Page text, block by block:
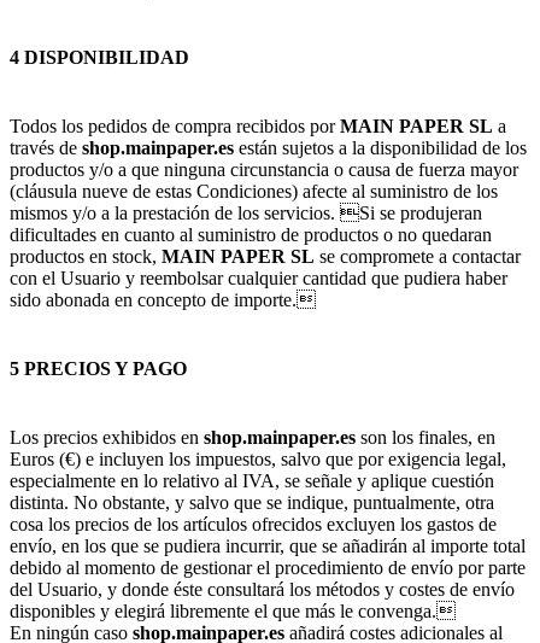
4 DISPONIBILIDAD
Todos los pedidos de compra recibidos porMAIN PAPER SL a
través de shop.mainpaper.es están sujetos a la disponibilidad de los
productos y/o a que ninguna circunstancia o causa de fuerza mayor
(cláusula nueve de estas Condiciones) afecte al suministro de los
mismos y/o a la prestación de los servicios. Si se produjeran
dificultades en cuanto al suministro de productos o no quedaran
productos en stock, MAIN PAPER SL se compromete a contactar
con el Usuario y reembolsar cualquier cantidad que pudiera haber
sido abonada en concepto de importe.
5 PRECIOS Y PAGO
Los precios exhibidos en shop.mainpaper.es son los finales, en
Euros (€) e incluyen los impuestos, salvo que por exigencia legal,
especialmente en lo relativo al IVA, se señale y aplique cuestión
distinta. No obstante, y salvo que se indique, puntualmente, otra
cosa los precios de los artículos ofrecidos excluyen los gastos de
envío, en los que se pudiera incurrir, que se añadirán al importe total
debido al momento de gestionar el procedimiento de envío por parte
del Usuario, y donde éste consultará los métodos y costes de envío
disponibles y elegirá libremente el que más le convenga.
En ningún caso shop.mainpaper.es añadirá costes adicionales al